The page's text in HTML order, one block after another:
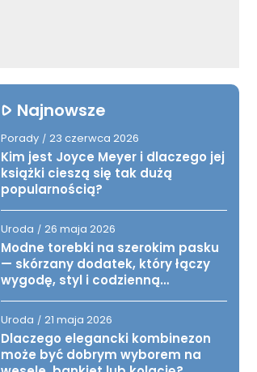
Najnowsze
Porady / 23 czerwca 2026
Kim jest Joyce Meyer i dlaczego jej
książki cieszą się tak dużą
popularnością?
Uroda / 26 maja 2026
Modne torebki na szerokim pasku
— skórzany dodatek, który łączy
wygodę, styl i codzienną
Uroda / 21 maja 2026
Dlaczego elegancki kombinezon
może być dobrym wyborem na